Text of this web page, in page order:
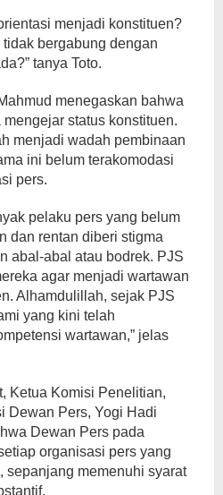
menjadi konstituen?
bergabung dengan
tanya Toto.
menegaskan bahwa
status konstituen.
menjadi wadah pembinaan
ini belum terakomodasi
pers.
pelaku pers yang belum
dan rentan diberi stigma
abal-abal atau bodrek. PJS
agar menjadi wartawan
Alhamdulillah, sejak PJS
yang kini telah
wartawan,” jelas
Ketua Komisi Penelitian,
Dewan Pers, Yogi Hadi
Dewan Pers pada
organisasi pers yang
sepanjang memenuhi syarat